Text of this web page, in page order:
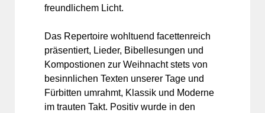
freundlichem Licht.
Das Repertoire wohltuend facettenreich
präsentiert, Lieder, Bibellesungen und
Kompostionen zur Weihnacht stets von
besinnlichen Texten unserer Tage und
Fürbitten umrahmt, Klassik und Moderne
im trauten Takt. Positiv wurde in den